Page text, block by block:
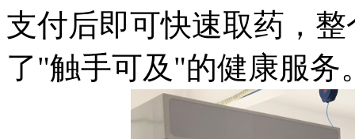
支付后即可快速取药，
了"触手可及"的健康服务